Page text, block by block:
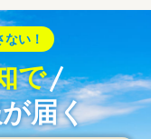
い！
で
届く